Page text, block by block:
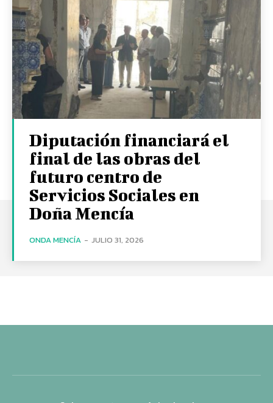
Diputación financiará el
final de las obras del
futuro centro de
Servicios Sociales en
Doña Mencía
ONDA MENCÍA - JULIO 31, 2026